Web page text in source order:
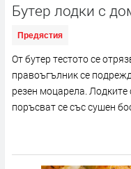
Бутер лодки с
Предястия
От бутер тестото се
правоъгълник се
резен моцарела. Лодките
поръсват се със сушен